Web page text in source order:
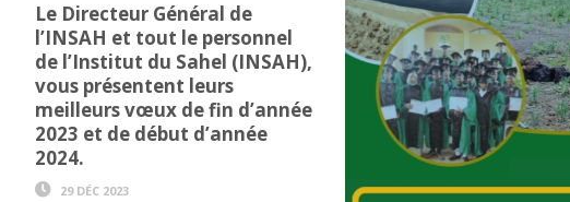
Le Directeur Général de
l’INSAH et tout le personnel
de l’Institut du Sahel (INSAH),
vous présentent leurs
meilleurs vœux de fin d’année
2023 et de début d’année
2024.
29 DÉC 2023